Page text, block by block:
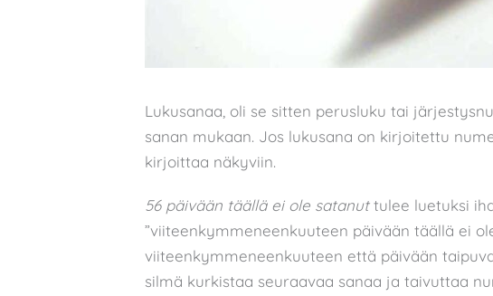
Lukusanaa, oli se sitten perusluku tai
sanan mukaan. Jos lukusana on kirjoitettu
kirjoittaa näkyviin.
56 päivään täällä ei ole satanuttulee luetuksi
”viiteenkymmeneenkuuteen päivään täällä ei
viiteenkymmeneenkuuteen että päivään
silmä kurkistaa seuraavaa sanaa ja taivuttaa